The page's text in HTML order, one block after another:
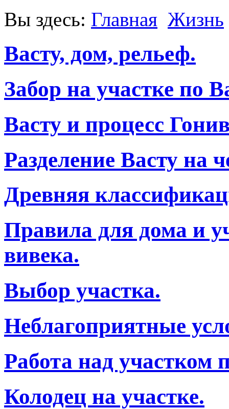
Вы здесь: Главная Жизнь
Васту, дом, рельеф.
Забор на участке по
Васту и процесс
Разделение Васту на
Древняя
Правила для дома и
вивека.
Выбор участка.
Неблагоприятные
Работа над участком
Колодец на участке.